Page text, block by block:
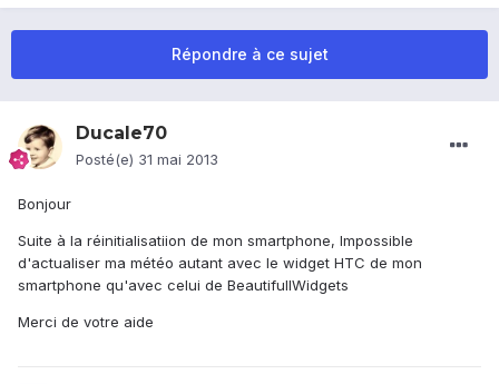
Répondre à ce sujet
Ducale70
Posté(e) 31 mai 2013
Bonjour
Suite à la réinitialisatiion de mon smartphone, Impossible
d'actualiser ma météo autant avec le widget HTC de mon
smartphone qu'avec celui de BeautifullWidgets
Merci de votre aide